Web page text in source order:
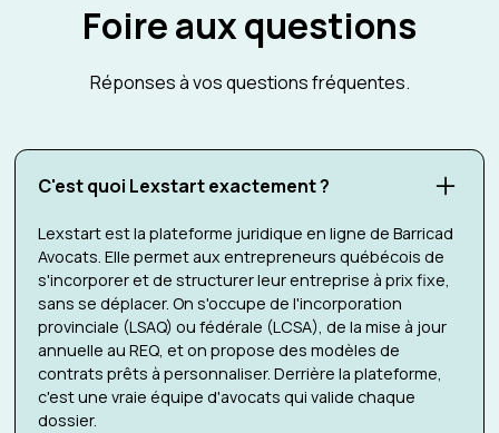
Foire aux questions
Réponses à vos questions fréquentes.
C'est quoi Lexstart exactement ?
Lexstart est la plateforme juridique en ligne de Barricad
Avocats. Elle permet aux entrepreneurs québécois de
s'incorporer et de structurer leur entreprise à prix fixe,
sans se déplacer. On s'occupe de l'incorporation
provinciale (LSAQ) ou fédérale (LCSA), de la mise à jour
annuelle au REQ, et on propose des modèles de
contrats prêts à personnaliser. Derrière la plateforme,
c'est une vraie équipe d'avocats qui valide chaque
dossier.